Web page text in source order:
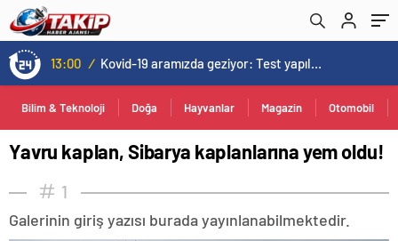
13:00 / Kovid-19 aramızda geziyor: Test yapılmadığı için kimse farkında değil
Bilim & Teknoloji Doğa Hayvanlar Magazin Otomobil
Yavru kaplan, Sibarya kaplanlarına yem oldu!
1
Galerinin giriş yazısı burada yayınlanabilmektedir.